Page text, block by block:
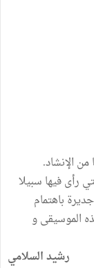
الإنشاد.
رأى فيها سبيلا
باهتمام
الموسيقى و
رشيد السلامي